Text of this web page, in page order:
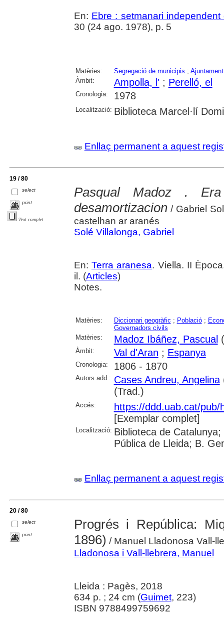
En: Ebre : setmanari
30 (24 ago. 1978), p. 5
Matèries: Segregació de municipis ; Ajuntament
Àmbit:
Ampolla, l' ; Perelló, el
Cronologia: 1978
Localització: Biblioteca Marcel·lí
Enllaç permanent a aquest
19 / 80
select
print
Text complet
Pasqual Madoz .
desamortizacion/ Gabriel
castelhan ar aranés
Solé Villalonga, Gabriel
En: Terra aranesa. Viella. II
il. (Articles)
Notes.
Matèries: Diccionari geogràfic ; Població;
Governadors civils
Matèries:
Madoz Ibáñez, Pascual
Àmbit: Val d'Aran ; Espanya
Cronologia: 1806 - 1870
Autors add.: Cases Andreu, Angelina
(Trad.)
Accés:
https://ddd.uab.cat/
[Exemplar complet]
Localització: Biblioteca de
Pública de Lleida; B.
Enllaç permanent a aquest
20 / 80
select
print
Progrés i República:
1896) / Manuel Lladonosa Vall-
Lladonosa i Vall-llebrera, Manuel
Lleida : Pagès, 2018
634 p. ; 24 cm (Guimet, 223)
ISBN 9788499759692